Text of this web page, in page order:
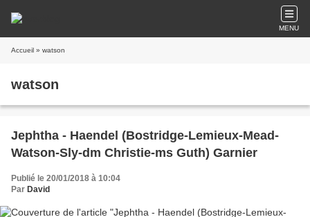
MENU
Accueil » watson
watson
Jephtha - Haendel (Bostridge-Lemieux-Mead-
Watson-Sly-dm Christie-ms Guth) Garnier
Publié le 20/01/2018 à 10:04
Par David